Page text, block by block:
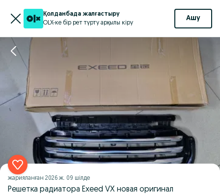
Қолданбада жалғастыру
OLX-ке бір рет түрту арқылы кіру
Ашу
жарияланған 2026 ж. 09 шілде
Решетка радиатора Exeed VX новая оригинал